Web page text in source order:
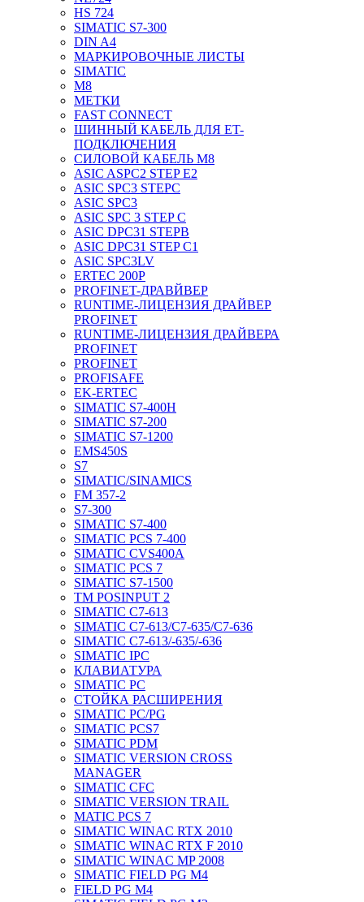
HS 724
SIMATIC S7-300
DIN A4
МАРКИРОВОЧНЫЕ ЛИСТЫ
SIMATIC
M8
МЕТКИ
FAST CONNECT
ШИННЫЙ КАБЕЛЬ ДЛЯ ET-
ПОДКЛЮЧЕНИЯ
СИЛОВОЙ КАБЕЛЬ M8
ASIC ASPC2 STEP E2
ASIC SPC3 STEPC
ASIC SPC3
ASIC SPC 3 STEP C
ASIC DPC31 STEPB
ASIC DPC31 STEP C1
ASIC SPC3LV
ERTEC 200P
PROFINET-ДРАВЙВЕР
RUNTIME-ЛИЦЕНЗИЯ ДРАЙВЕР
PROFINET
RUNTIME-ЛИЦЕНЗИЯ ДРАЙВЕРА
PROFINET
PROFINET
PROFISAFE
EK-ERTEC
SIMATIC S7-400H
SIMATIC S7-200
SIMATIC S7-1200
EMS450S
S7
SIMATIC/SINAMICS
FM 357-2
S7-300
SIMATIC S7-400
SIMATIC PCS 7-400
SIMATIC CVS400A
SIMATIC PCS 7
SIMATIC S7-1500
TM POSINPUT 2
SIMATIC C7-613
SIMATIC C7-613/C7-635/C7-636
SIMATIC C7-613/-635/-636
SIMATIC IPC
КЛАВИАТУРА
SIMATIC PC
СТОЙКА РАСШИРЕНИЯ
SIMATIC PC/PG
SIMATIC PCS7
SIMATIC PDM
SIMATIC VERSION CROSS
MANAGER
SIMATIC CFC
SIMATIC VERSION TRAIL
MATIC PCS 7
SIMATIC WINAC RTX 2010
SIMATIC WINAC RTX F 2010
SIMATIC WINAC MP 2008
SIMATIC FIELD PG M4
FIELD PG M4